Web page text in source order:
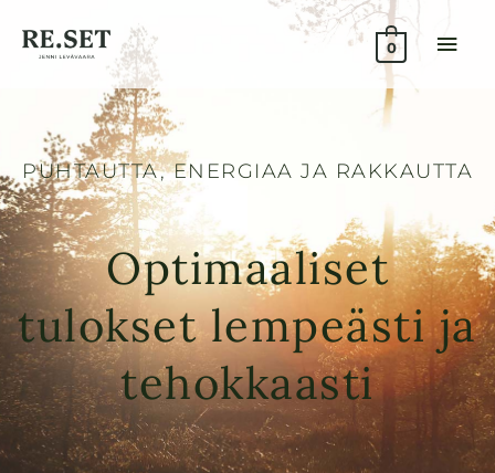
sisältöön
0
PUHTAUTTA, ENERGIAA JA RAKKAUTTA
Optimaaliset
tulokset lempeästi ja
tehokkaasti